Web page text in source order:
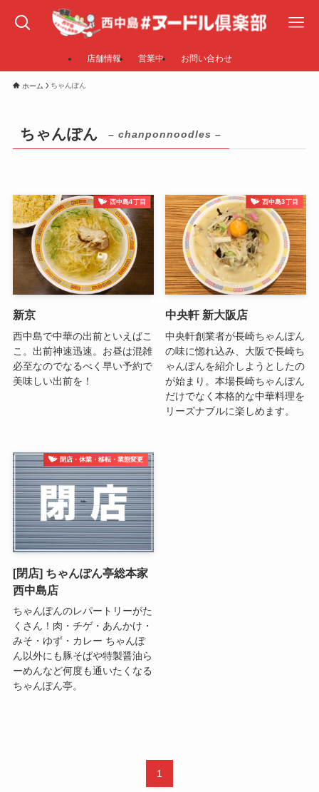
店舗情報 営業中 お問い合わせ
ホーム ちゃんぽん
ちゃんぽん – chanponnoodles –
西中島4丁目
新京
西中島で中華の出前といえばこ
こ。出前神速迅速。お昼は混雑
必至なのでなるべく早い予約で
美味しい出前を！
西中島3丁目
中央軒 新大阪店
中央軒創業者が長崎ちゃんぽん
の味に惚れ込み、大阪で長崎ち
ゃんぽんを紹介しようとしたの
が始まり。本場長崎ちゃんぽん
だけでなく本格的な中華料理を
リーズナブルに楽しめます。
閉店・休業・移転・業態変更
[閉店] ちゃんぽん亭総本家
西中島店
ちゃんぽんのレパートリーがた
くさん！肉・チゲ・あんかけ・
みそ・ゆず・カレー ちゃんぽ
ん以外にも豚そばや特製醤油ら
ーめんなど何度も通いたくなる
ちゃんぽん亭。
1